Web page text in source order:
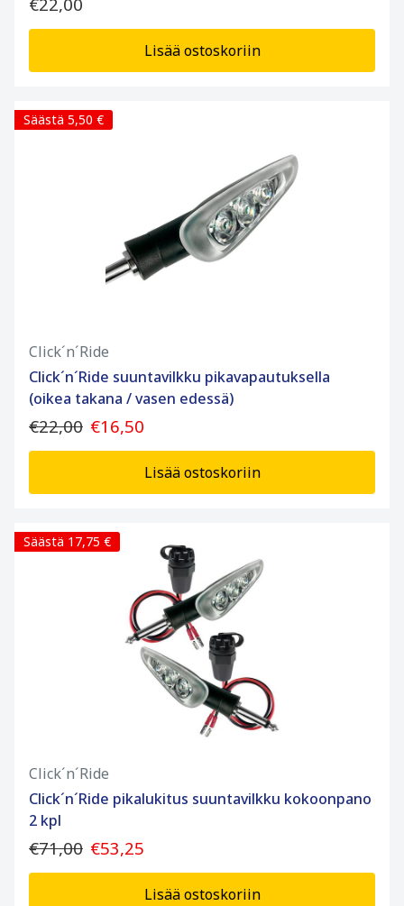
Lisää ostoskoriin
Säästä 5,50 €
Click´n´Ride
Click´n´Ride suuntavilkku pikavapautuksella
(oikea takana / vasen edessä)
€22,00 €16,50
Lisää ostoskoriin
Säästä 17,75 €
Click´n´Ride
Click´n´Ride pikalukitus suuntavilkku kokoonpano
2 kpl
€71,00 €53,25
Lisää ostoskoriin